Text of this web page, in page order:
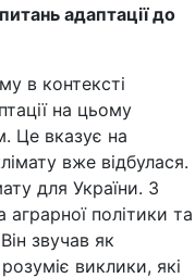
адаптації до
в контексті
на цьому
Це вказує на
вже відбулася.
для України. З
аграрної політики та
звучав як
виклики, які